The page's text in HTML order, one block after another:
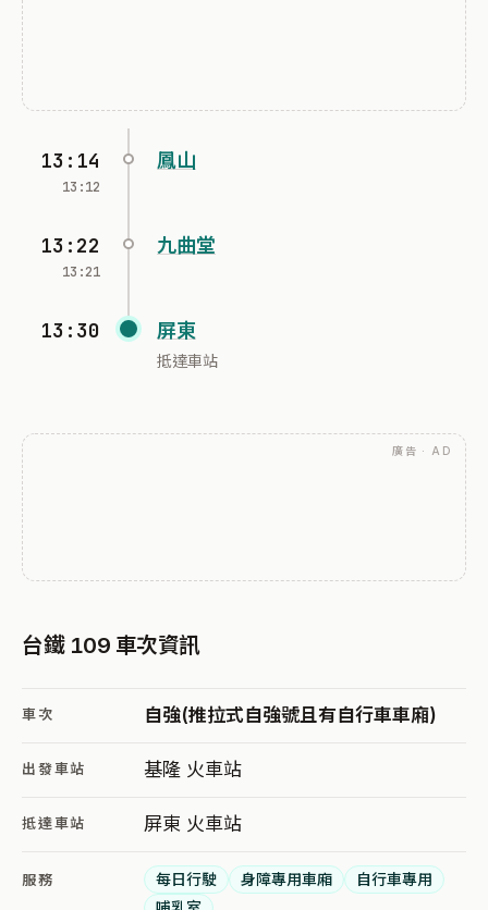
13:14
13:12
鳳山
13:22
13:21
九曲堂
13:30 屏東
抵達車站
廣告 · AD
台鐵 109 車次資訊
車次 自強(推拉式自強號且有自行車車廂)
出發車站 基隆 火車站
抵達車站 屏東 火車站
服務 每日行駛 身障專用車廂
自行車專用